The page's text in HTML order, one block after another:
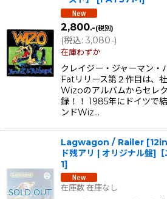
2,800.-(税別)
(税込: 3,080 .-)
在庫わずか
クレイジー・ジャーマン
Fatリリース第２作目は、
Wizoのアルバムからセレ
録！！ 1985年にドイツで
ンドWiz…
Lagwagon / Railer
ド残アリ | オリジナル盤]【
1]
在庫数 在庫なし